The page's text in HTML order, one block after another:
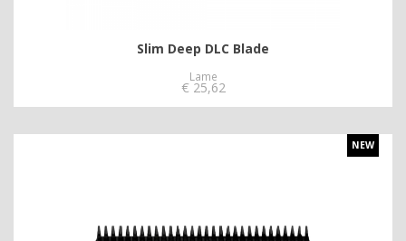
Slim Deep DLC Blade
Lame
€ 25,62
NEW